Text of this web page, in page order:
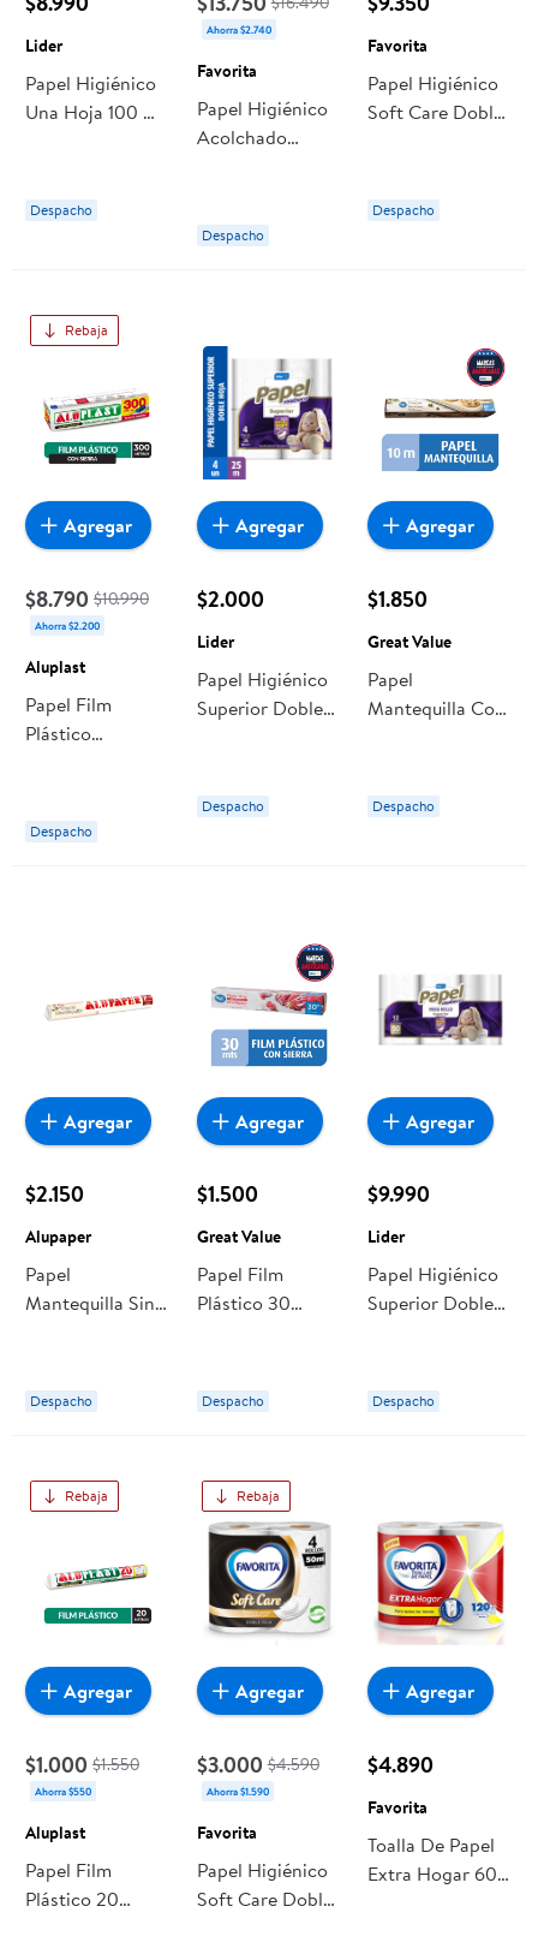
Lider
Papel Higiénico
Una Hoja 100 M
Despacho
Ahorra $2.740
Favorita
Papel Higiénico
Acolchado
Favorita
Despacho
Favorita
Papel Higiénico
Soft Care Doble
Despacho
Rebaja
$8.790 $10.990
Ahorra $2.200
Aluplast
Papel Film
Plástico
Sierra 300
Metros Aluplast
Despacho
Agregar
$2.000
Lider
Papel Higiénico
Superior Doble
Despacho
Agregar
$1.850
Great Value
Papel
Mantequilla Con
Great Value
Despacho
Agregar
$2.150
Alupaper
Papel
Mantequilla Sin
Alupaper
Despacho
Agregar
$1.500
Great Value
Papel Film
Plástico 30
Value
Despacho
Agregar
$9.990
Lider
Papel Higiénico
Superior Doble
Despacho
Agregar
Rebaja
$1.000 $1.550
Ahorra $550
Aluplast
Papel Film
Plástico 20
Agregar
Rebaja
$3.000 $4.590
Ahorra $1.590
Favorita
Papel Higiénico
Soft Care Doble
Agregar
$4.890
Favorita
Toalla De Papel
Extra Hogar 60
Agregar